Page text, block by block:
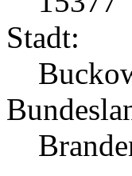
Stadt: